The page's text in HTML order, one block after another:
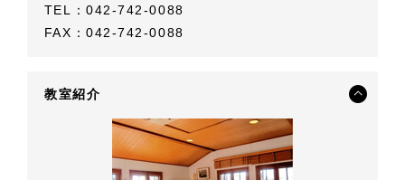
TEL：042-742-0088
FAX：042-742-0088
教室紹介